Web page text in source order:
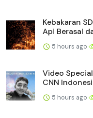
Kebakaran
Api Berasal
5 hours ago
Video
CNN
5 hours ago